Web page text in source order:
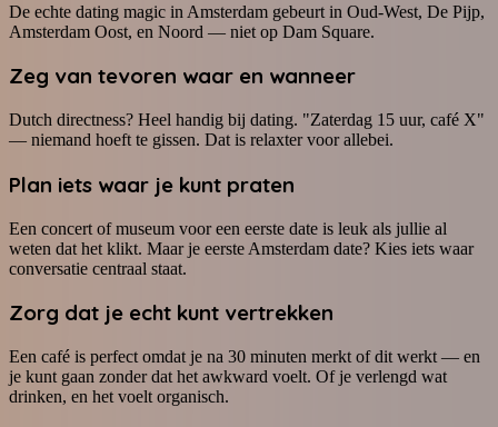
De echte dating magic in Amsterdam gebeurt in Oud-West, De Pijp,
Amsterdam Oost, en Noord — niet op Dam Square.
Zeg van tevoren waar en wanneer
Dutch directness? Heel handig bij dating. "Zaterdag 15 uur, café X"
— niemand hoeft te gissen. Dat is relaxter voor allebei.
Plan iets waar je kunt praten
Een concert of museum voor een eerste date is leuk als jullie al
weten dat het klikt. Maar je eerste Amsterdam date? Kies iets waar
conversatie centraal staat.
Zorg dat je echt kunt vertrekken
Een café is perfect omdat je na 30 minuten merkt of dit werkt — en
je kunt gaan zonder dat het awkward voelt. Of je verlengd wat
drinken, en het voelt organisch.